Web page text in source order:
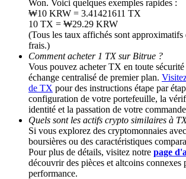
Deposit CASHCAT & Win
Share 500000 CASHCAT prize pool
Exclusive for BitMart Users
Won. Voici quelques exemples rapides :
₩10 KRW = 3.41421611 TX
10 TX = ₩29.29 KRW
(Tous les taux affichés sont approximatifs
frais.)
Comment acheter 1 TX sur Bitrue ?
Vous pouvez acheter TX en toute
échange centralisé de premier plan.
de TX pour des instructions étape par
configuration de votre portefeuille, la
identité et la passation de votre
Quels sont les actifs crypto similaires à
Si vous explorez des cryptomonnaies
boursières ou des caractéristiques
Pour plus de détails, visitez notre page
découvrir des pièces et altcoins connexes
performance.